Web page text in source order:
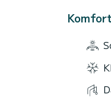
Komfort